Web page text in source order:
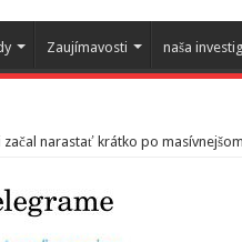
Zaujímavosti naša
narastať krátko po